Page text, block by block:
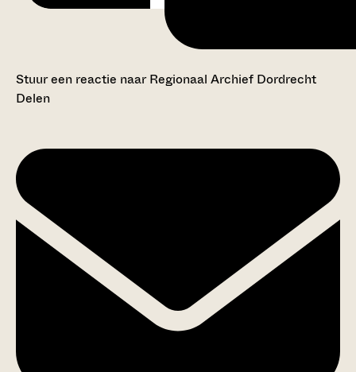
Stuur een reactie naar Regionaal Archief Dordrecht
Delen